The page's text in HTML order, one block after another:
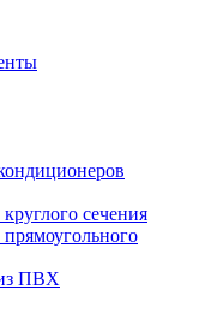
сечения
ПВХ